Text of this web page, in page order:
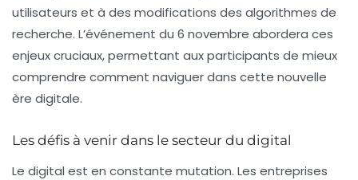
utilisateurs et à des modifications des algorithmes de
recherche. L’événement du 6 novembre abordera ces
enjeux cruciaux, permettant aux participants de mieux
comprendre comment naviguer dans cette nouvelle
ère digitale.
Les défis à venir dans le secteur du digital
Le digital est en constante mutation. Les entreprises